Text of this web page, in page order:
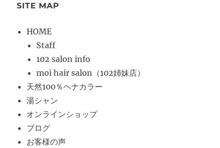
SITE MAP
HOME
Staff
102 salon info
moi hair salon（102姉妹店）
天然100％ヘナカラー
湯シャン
オンラインショップ
ブログ
お客様の声